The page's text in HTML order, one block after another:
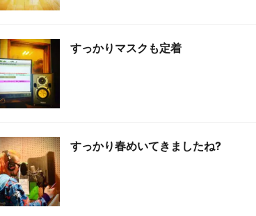
すっかりマスクも定着
すっかり春めいてきましたね?